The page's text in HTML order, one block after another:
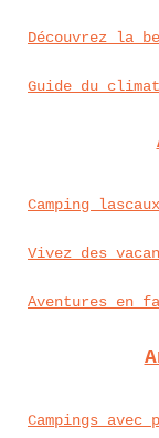
Découvrez la
Guide du
Camping
Vivez des
Aventures en
Campings